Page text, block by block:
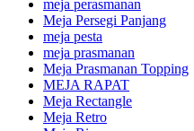
meja perasmanan
Meja Persegi Panjang
meja pesta
meja prasmanan
Meja Prasmanan Topping
MEJA RAPAT
Meja Rectangle
Meja Retro